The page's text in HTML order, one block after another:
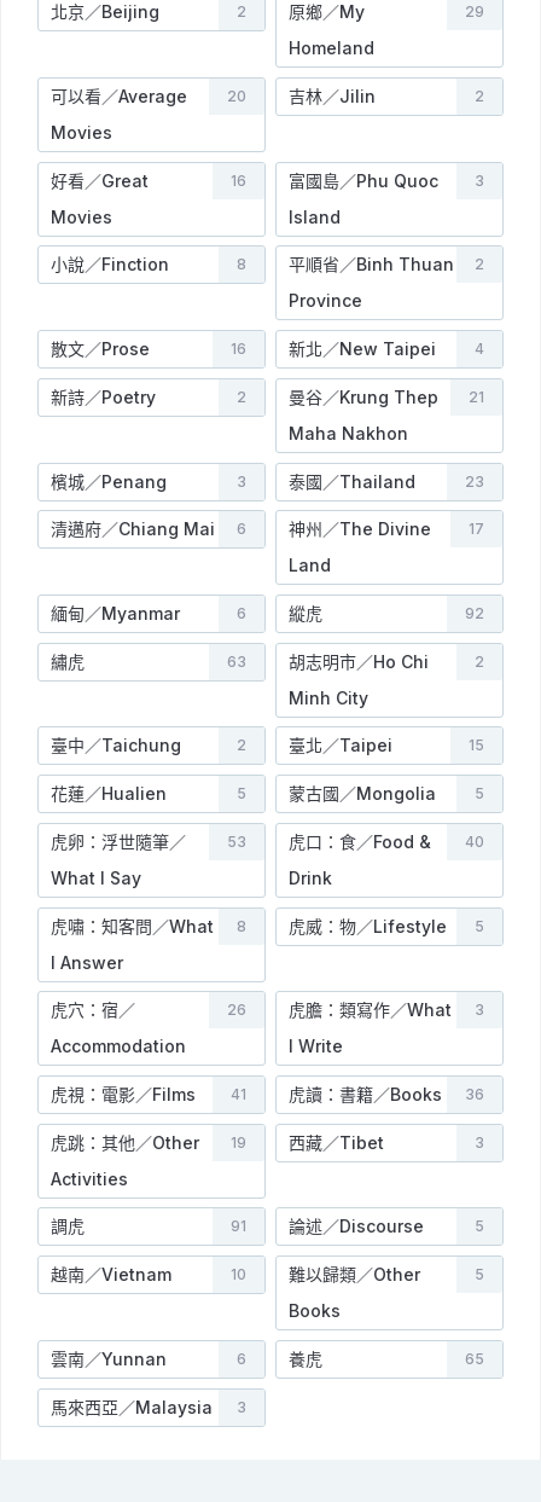
北京／Beijing 2
原鄉／My
Homeland
29
可以看／Average
Movies
20 吉林／Jilin 2
好看／Great
Movies
16
富國島／Phu Quoc
Island
3
小說／Finction 8
平順省／Binh Thuan
Province
2
散文／Prose 16 新北／New Taipei 4
新詩／Poetry 2
曼谷／Krung Thep
Maha Nakhon
21
檳城／Penang 3 泰國／Thailand 23
清邁府／Chiang Mai 6
神州／The Divine
Land
17
緬甸／Myanmar 6 縱虎 92
繡虎 63
胡志明市／Ho Chi
Minh City
2
臺中／Taichung 2 臺北／Taipei 15
花蓮／Hualien 5 蒙古國／Mongolia 5
虎卵：浮世隨筆／
What I Say
53
虎口：食／Food &
Drink
40
虎嘯：知客問／What
I Answer
8 虎威：物／Lifestyle 5
虎穴：宿／
Accommodation
26
虎膽：類寫作／What
I Write
3
虎視：電影／Films 41 虎讀：書籍／Books 36
虎跳：其他／Other
Activities
19 西藏／Tibet 3
調虎 91 論述／Discourse 5
越南／Vietnam 10
難以歸類／Other
Books
5
雲南／Yunnan 6 養虎 65
馬來西亞／Malaysia 3